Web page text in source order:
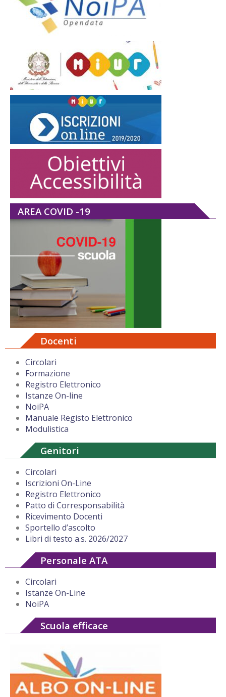
AREA COVID -19
Docenti
Circolari
Formazione
Registro Elettronico
Istanze On-line
NoiPA
Manuale Registo Elettronico
Modulistica
Genitori
Circolari
Iscrizioni On-Line
Registro Elettronico
Patto di Corresponsabilità
Ricevimento Docenti
Sportello d’ascolto
Libri di testo a.s. 2026/2027
Personale ATA
Circolari
Istanze On-Line
NoiPA
Scuola efficace